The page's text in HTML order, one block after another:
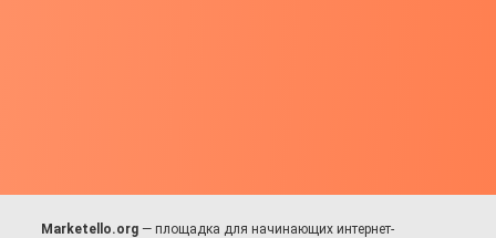
Marketello.org — площадка для начинающих интернет-